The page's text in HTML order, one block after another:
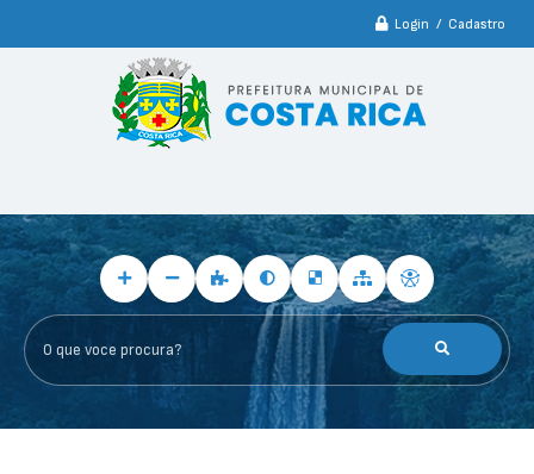
Login / Cadastro
O que voce procura?